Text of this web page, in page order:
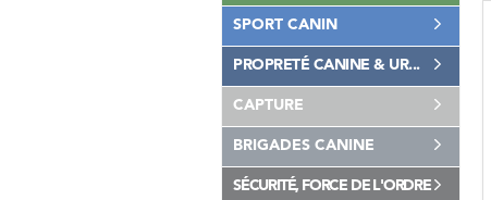
SPORT CANIN
PROPRETÉ CANINE & UR...
CAPTURE
BRIGADES CANINE
SÉCURITÉ, FORCE DE L'ORDRE